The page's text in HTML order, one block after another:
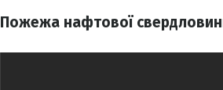
Пожежа нафтової